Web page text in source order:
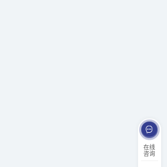
在线
咨询